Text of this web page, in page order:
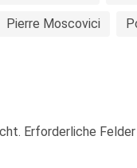
Pierre Moscovici
Erforderliche